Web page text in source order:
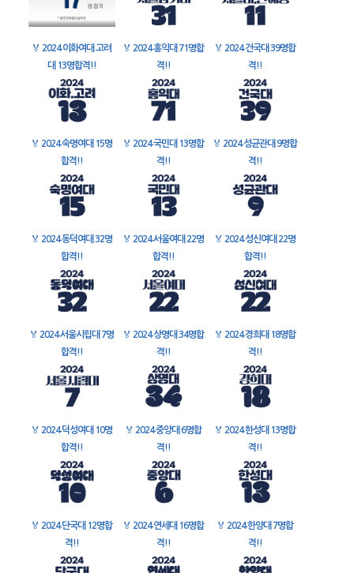
🏅 2024 이화여대 고려
대 13명합격!!
🏅 2024 홍익대 71명합
격!!
🏅 2024 건국대 39명합
격!!
🏅 2024 숙명여대 15명
합격!!
🏅 2024 국민대 13명합
격!!
🏅 2024 성균관대 9명합
격!!
🏅 2024 동덕여대 32명
합격!!
🏅 2024 서울여대 22명
합격!!
🏅 2024 성신여대 22명
합격!!
🏅 2024 서울시립대 7명
합격!!
🏅 2024 상명대 34명합
격!!
🏅 2024 경희대 18명합
격!!
🏅 2024 덕성여대 10명
합격!!
🏅 2024 중앙대 6명합
격!!
🏅 2024 한성대 13명합
격!!
🏅 2024 단국대 12명합
격!!
🏅 2024 연세대 16명합
격!!
🏅 2024 한양대 7명합
격!!